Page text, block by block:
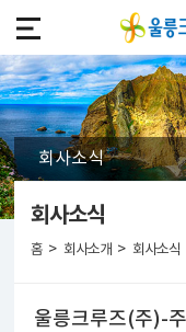
회사소식
회사소식
홈 > 회사소개 > 회사소식
울릉크루즈(주)-